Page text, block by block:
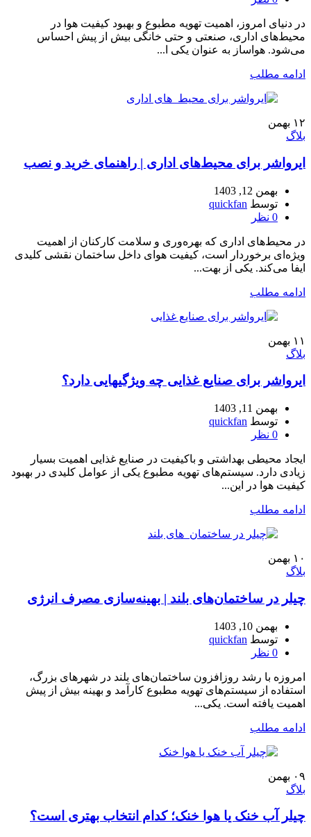
در دنیای امروز، اهمیت تهویه مطبوع و بهبود کیفیت هوا در
محیط‌های اداری، صنعتی و حتی خانگی بیش از پیش احساس
می‌شود. هواساز به عنوان یکی ا...
ادامه مطلب
۱۲ بهمن
بلاگ
ایرواشر برای محیط‌های اداری | راهنمای خرید و نصب
بهمن 12, 1403
توسط quickfan
0 نظر
در محیط‌های اداری که بهره‌وری و سلامت کارکنان از اهمیت
ویژه‌ای برخوردار است، کیفیت هوای داخل ساختمان نقشی کلیدی
ایفا می‌کند. یکی از بهت...
ادامه مطلب
۱۱ بهمن
بلاگ
ایرواشر برای صنایع غذایی چه ویژگیهایی دارد؟
بهمن 11, 1403
توسط quickfan
0 نظر
ایجاد محیطی بهداشتی و باکیفیت در صنایع غذایی اهمیت بسیار
زیادی دارد. سیستم‌های تهویه مطبوع یکی از عوامل کلیدی در بهبود
کیفیت هوا در این...
ادامه مطلب
۱۰ بهمن
بلاگ
چیلر در ساختمان‌های بلند | بهینه‌سازی مصرف انرژی
بهمن 10, 1403
توسط quickfan
0 نظر
امروزه با رشد روزافزون ساختمان‌های بلند در شهرهای بزرگ،
استفاده از سیستم‌های تهویه مطبوع کارآمد و بهینه بیش از پیش
اهمیت یافته است. یکی...
ادامه مطلب
۰۹ بهمن
بلاگ
چیلر آب خنک یا هوا خنک؛ کدام انتخاب بهتری است؟